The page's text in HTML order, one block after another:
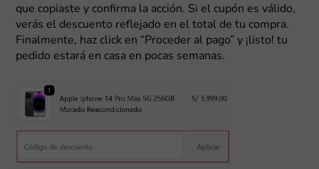
que copiaste y confirma la acción. Si el cupón es válido,
verás el descuento reflejado en el total de tu compra.
Finalmente, haz click en “Proceder al pago” y ¡listo! tu
pedido estará en casa en pocas semanas.